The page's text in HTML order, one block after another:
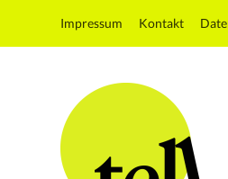
Impressum Kontakt